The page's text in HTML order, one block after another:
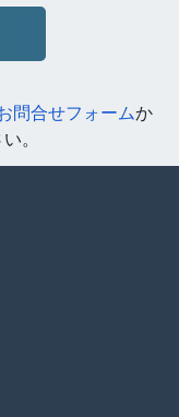
問合せフォームか
。